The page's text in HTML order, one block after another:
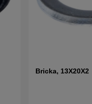
Bricka, 13X20X2